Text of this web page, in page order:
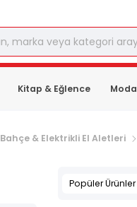
Kitap & Eğlence Moda
Bahçe & Elektrikli El Aletleri
Popüler Ürünler